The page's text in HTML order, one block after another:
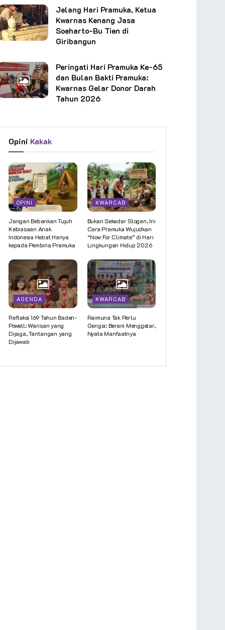
Jelang Hari Pramuka, Ketua
Kwarnas Kenang Jasa
Soeharto-Bu Tien di
Giribangun
Peringati Hari Pramuka Ke-65
dan Bulan Bakti Pramuka:
Kwarnas Gelar Donor Darah
Tahun 2026
Opini Kakak
OPINI
Jangan Bebankan Tujuh
Kebiasaan Anak
Indonesia Hebat Hanya
kepada Pembina Pramuka
KWARCAB
Bukan Sekadar Slogan, Ini
Cara Pramuka Wujudkan
“Now For Climate” di Hari
Lingkungan Hidup 2026
AGENDA
Refleksi 169 Tahun Baden-
Powell: Warisan yang
Dijaga, Tantangan yang
Dijawab
KWARCAB
Raimuna Tak Perlu
Gengsi: Berani Menggelar,
Nyata Manfaatnya